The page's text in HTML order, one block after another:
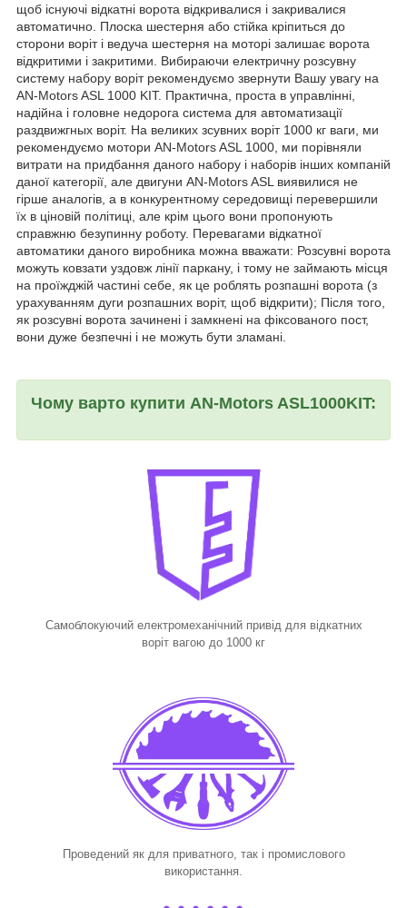
щоб існуючі відкатні ворота відкривалися і закривалися
автоматично. Плоска шестерня або стійка кріпиться до
сторони воріт і ведуча шестерня на моторі залишає ворота
відкритими і закритими. Вибираючи електричну розсувну
систему набору воріт рекомендуємо звернути Вашу увагу на
AN-Motors ASL 1000 KIT. Практична, проста в управлінні,
надійна і головне недорога система для автоматизації
раздвижгных воріт. На великих зсувних воріт 1000 кг ваги, ми
рекомендуємо мотори AN-Motors ASL 1000, ми порівняли
витрати на придбання даного набору і наборів інших компаній
даної категорії, але двигуни AN-Motors ASL виявилися не
гірше аналогів, а в конкурентному середовищі перевершили
їх в ціновій політиці, але крім цього вони пропонують
справжню безупинну роботу. Перевагами відкатної
автоматики даного виробника можна вважати: Розсувні ворота
можуть ковзати уздовж лінії паркану, і тому не займають місця
на проїжджій частині себе, як це роблять розпашні ворота (з
урахуванням дуги розпашних воріт, щоб відкрити); Після того,
як розсувні ворота зачинені і замкнені на фіксованого пост,
вони дуже безпечні і не можуть бути зламані.
Чому варто купити AN-Motors ASL1000KIT:
Самоблокуючий електромеханічний привід для відкатних
воріт вагою до 1000 кг
Проведений як для приватного, так і промислового
використання.